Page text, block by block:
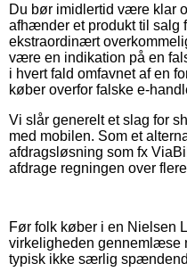
Du bør imidlertid være klar
afhænder et produkt til salg
ekstraordinært
være en indikation på en
i hvert fald omfavnet af en
køber overfor falske e-
Vi slår generelt et slag for
med mobilen. Som et
afdragsløsning som fx
afdrage regningen over
Før folk køber i en Nielsen
virkeligheden gennemlæse
typisk ikke særlig